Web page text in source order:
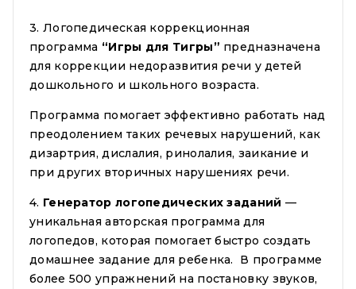
3. Логопедическая коррекционная
программа “Игры для Тигры” предназначена
для коррекции недоразвития речи у детей
дошкольного и школьного возраста.
Программа помогает эффективно работать над
преодолением таких речевых нарушений, как
дизартрия, дислалия, ринолалия, заикание и
при других вторичных нарушениях речи.
4. Генератор логопедических заданий —
уникальная авторская программа для
логопедов, которая помогает быстро создать
домашнее задание для ребенка. В программе
более 500 упражнений на постановку звуков,